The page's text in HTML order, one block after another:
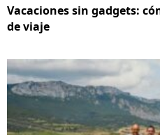
Vacaciones sin gadgets:
de viaje